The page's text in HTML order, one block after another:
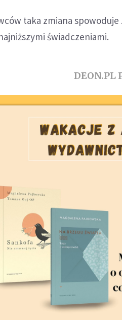
taka zmiana
świadczeniami.
DEON.PL